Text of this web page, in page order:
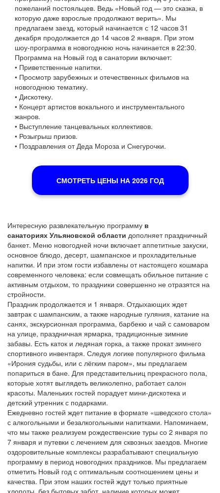
пожеланий постояльцев. Ведь «Новый год — это сказка, в
которую даже взрослые продолжают верить». Мы
предлагаем заезд, который начинается с 12 часов 31
декабря продолжается до 14 часов 2 января. При этом
шоу-программа в новогоднюю ночь начинается в 22:30.
Программа на Новый год в санатории включает:
• Приветственные напитки.
• Просмотр зарубежных и отечественных фильмов на
новогоднюю тематику.
• Дискотеку.
• Концерт артистов вокального и инструментального
жанров.
• Выступление танцевальных коллективов.
• Розыгрыш призов.
• Поздравления от Деда Мороза и Снегурочки.
СМОТРЕТЬ ЦЕНЫ НА 2026 ГОД
Интересную развлекательную программу в
санаториях Ульяновской области дополняет праздничный
банкет. Меню новогодней ночи включает аппетитные закуски,
основное блюдо, десерт, шампанское и прохладительные
напитки. И при этом гости избавлены от настоящего кошмара
современного человека: если совмещать обильное питание с
активным отдыхом, то праздники совершенно не отразятся на
стройности.
Праздник продолжается и 1 января. Отдыхающих ждет
завтрак с шампанским, а также народные гуляния, катание на
санях, экскурсионная программа, барбекю и чай с самоваром
на улице, праздничная ярмарка, традиционные зимние
забавы. Есть каток и ледяная горка, а также прокат зимнего
спортивного инвентаря. Следуя логике популярного фильма
«Ирония судьбы, или с лёгким паром», мы предлагаем
попариться в бане. Для представительниц прекрасного пола,
которые хотят выглядеть великолепно, работает салон
красоты. Маленьких гостей порадует мини-дискотека и
детский утренник с подарками.
Ежедневно гостей ждет питание в формате «шведского стола»
с алкогольными и безалкогольными напитками. Напоминаем,
что мы также реализуем рождественские туры со 2 января по
7 января и путевки с лечением для сквозных заездов. Многие
оздоровительные комплексы разрабатывают специальную
программу в период новогодних праздников. Мы предлагаем
отметить Новый год с оптимальным соотношением цены и
качества. При этом наших гостей ждут только приятные
хлопоты, без бытовых забот, наличие которых может